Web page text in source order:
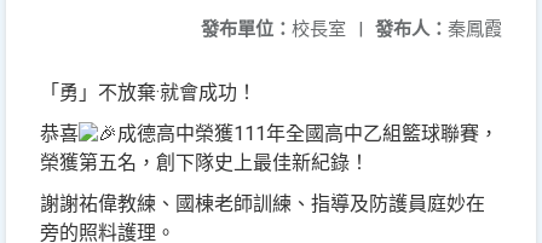
發布人： 秦鳳霞
發布單位： 校長室 |
「勇」不放棄·就會成功！
恭喜
成德高中榮獲111年全國高中乙組籃球聯賽，
榮獲第五名，創下隊史上最佳新紀錄！
謝謝祐偉教練、國棟老師訓練、指導及防護員庭妙在
旁的照料護理。